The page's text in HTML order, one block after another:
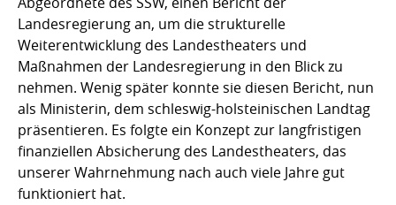
Landesregierung an, um die strukturelle
Weiterentwicklung des Landestheaters und
Maßnahmen der Landesregierung in den Blick zu
nehmen. Wenig später konnte sie diesen Bericht, nun
als Ministerin, dem schleswig-holsteinischen Landtag
präsentieren. Es folgte ein Konzept zur langfristigen
finanziellen Absicherung des Landestheaters, das
unserer Wahrnehmung nach auch viele Jahre gut
funktioniert hat.